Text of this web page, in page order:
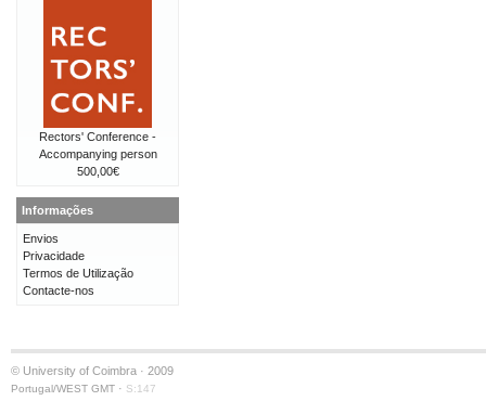
Rectors' Conference -
Accompanying person
500,00€
Informações
Envios
Privacidade
Termos de Utilização
Contacte-nos
© University of Coimbra · 2009
Portugal/WEST GMT · S:147